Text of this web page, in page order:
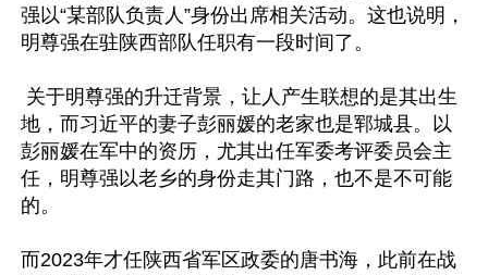
强以“某部队负责人”身份出席相关活动。这也说明，
明尊强在驻陕西部队任职有一段时间了。
地，而习近平的妻子彭丽媛的老家也是郓城县。以
彭丽媛在军中的资历，尤其出任军委考评委员会主
任，明尊强以老乡的身份走其门路，也不是不可能
的。
而2023年才任陕西省军区政委的唐书海，此前在战